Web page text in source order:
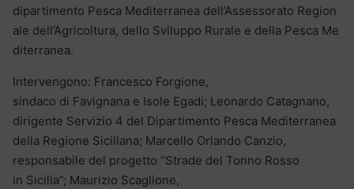
dipartimento Pesca Mediterranea dell’Assessorato Region
ale dell’Agricoltura, dello Sviluppo Rurale e della Pesca Me
diterranea.
Intervengono: Francesco Forgione,
sindaco di Favignana e Isole Egadi; Leonardo Catagnano,
dirigente Servizio 4 del Dipartimento Pesca Mediterranea
della Regione Siciliana; Marcello Orlando Canzio,
responsabile del progetto “Strade del Tonno Rosso
in Sicilia”; Maurizio Scaglione,